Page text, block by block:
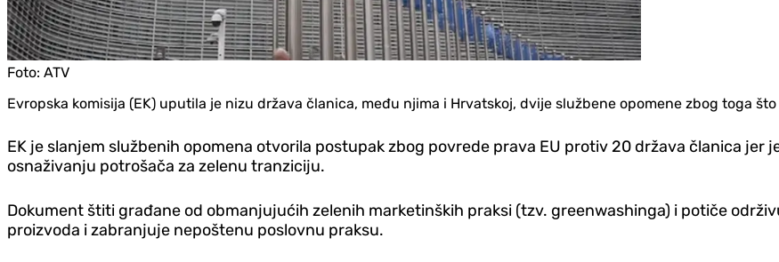
Foto: ATV
Evropska komisija (EK) uputila je nizu država članica, među njima i Hrvatskoj, dvije službene opomene zbog toga
EK je slanjem službenih opomena otvorila postupak zbog povrede prava EU protiv 20 država članica
osnaživanju potrošača za zelenu tranziciju.
Dokument štiti građane od obmanjujućih zelenih marketinških praksi (tzv. greenwashinga) i potiče
proizvoda i zabranjuje nepoštenu poslovnu praksu.